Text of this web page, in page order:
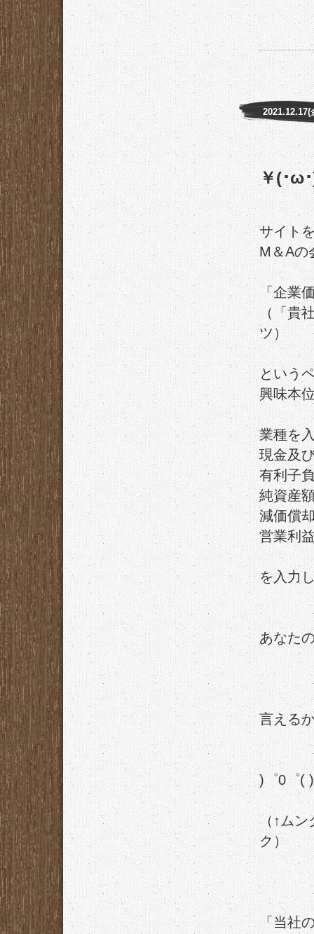
2021.12.17(
￥(･ω
サイト
M＆Aの
「企業
（「貴
ツ）
という
興味本
業種を
現金及
有利子
純資産
減価償
営業利
を入力
あなた
言える
)゜0゜(
（↑ムン
ク）
「当社